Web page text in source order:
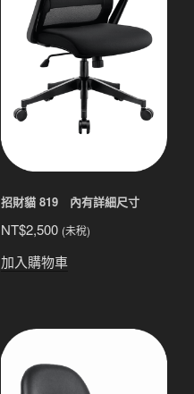
招財貓 819 內有詳細尺寸
NT$2,500 (未稅)
加入購物車